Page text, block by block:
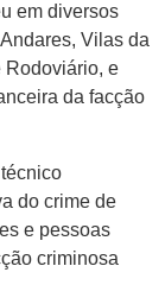
em diversos
Vilas da
Rodoviário, e
da facção
do crime de
e pessoas
criminosa